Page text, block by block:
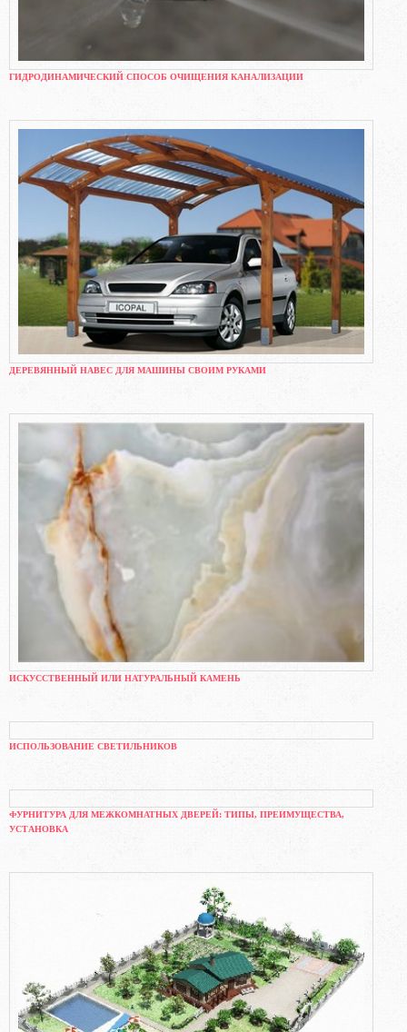
ГИДРОДИНАМИЧЕСКИЙ СПОСОБ ОЧИЩЕНИЯ КАНАЛИЗАЦИИ
ДЕРЕВЯННЫЙ НАВЕС ДЛЯ МАШИНЫ СВОИМ РУКАМИ
ИСКУССТВЕННЫЙ ИЛИ НАТУРАЛЬНЫЙ КАМЕНЬ
ИСПОЛЬЗОВАНИЕ СВЕТИЛЬНИКОВ
ФУРНИТУРА ДЛЯ МЕЖКОМНАТНЫХ ДВЕРЕЙ: ТИПЫ, ПРЕИМУЩЕСТВА,
УСТАНОВКА